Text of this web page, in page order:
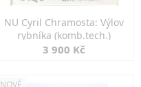
NU Cyril Chramosta: Výlov
rybníka (komb.tech.)
3 900 Kč
NOVÉ